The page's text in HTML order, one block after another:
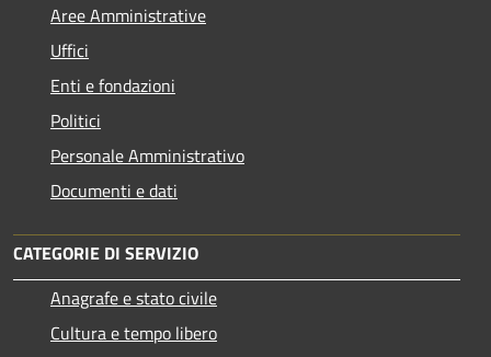
Aree Amministrative
Uffici
Enti e fondazioni
Politici
Personale Amministrativo
Documenti e dati
CATEGORIE DI SERVIZIO
Anagrafe e stato civile
Cultura e tempo libero